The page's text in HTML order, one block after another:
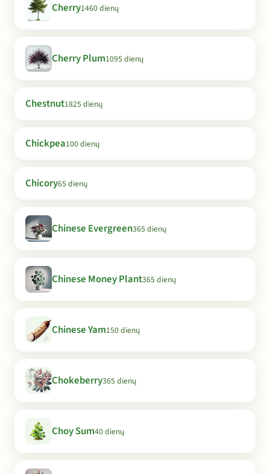
Cherry1460 dienų
Cherry Plum1095 dienų
Chestnut1825 dienų
Chickpea100 dienų
Chicory65 dienų
Chinese Evergreen365 dienų
Chinese Money Plant365 dienų
Chinese Yam150 dienų
Chokeberry365 dienų
Choy Sum40 dienų